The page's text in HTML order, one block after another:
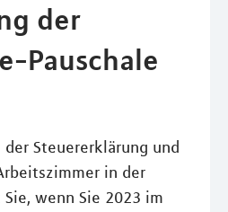
der
Pauschale
Steuererklärung und
in der
wenn Sie 2023 im